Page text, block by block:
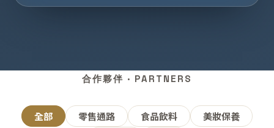
合作夥伴 · PARTNERS
全部 零售通路 食品飲料
美妝保養